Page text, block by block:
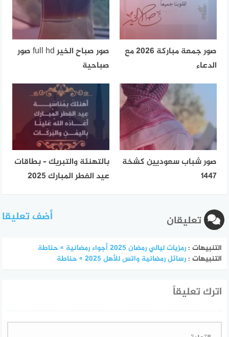
صور جمعة مباركة 2026 مع
الدعاء
صور صباح الخير full hd صور
صباحية
صور شباب سعوديين كشخة
1447
بالتهنئة والتبريك – بطاقات
عيد الفطر المبارك 2025
تعليقان أضف تعليقا
التنبيهات :رمزيات ليالي رمضان 2025 أجواء رمضانية » حناطة
التنبيهات :رسائل رمضانية واتس للأهل 2025 » حناطة
اترك تعليقاً